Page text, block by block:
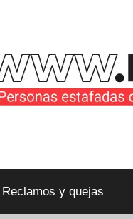
Reclamos y quejas